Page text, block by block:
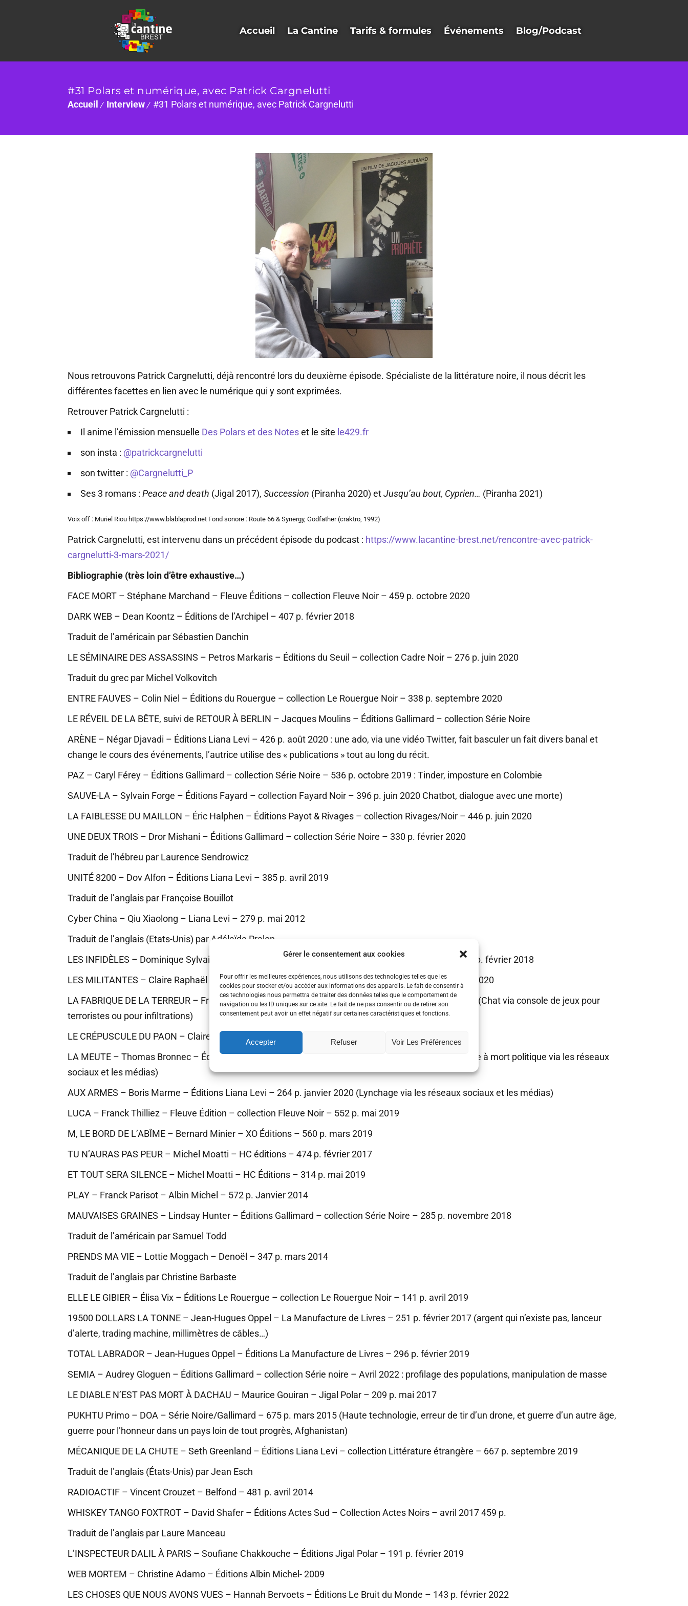
Gérer le consentement aux cookies
Pour offrir les meilleures expériences, nous utilisons des technologies telles que les
cookies pour stocker et/ou accéder aux informations des appareils. Le fait de consentir à
ces technologies nous permettra de traiter des données telles que le comportement de
navigation ou les ID uniques sur ce site. Le fait de ne pas consentir ou de retirer son
consentement peut avoir un effet négatif sur certaines caractéristiques et fonctions.
Accepter Refuser Voir Les Préférences
Accueil La Cantine Tarifs & formules Événements Blog/Podcast
#31 Polars et numérique, avec Patrick Cargnelutti
Accueil Interview #31 Polars et numérique, avec Patrick Cargnelutti
Nous retrouvons Patrick Cargnelutti, déjà rencontré lors du deuxième épisode. Spécialiste de la littérature noire, il nous décrit les
différentes facettes en lien avec le numérique qui y sont exprimées.
Retrouver Patrick Cargnelutti :
Il anime l’émission mensuelle Des Polars et des Noteset le site le429.fr
son insta : @patrickcargnelutti
son twitter : @Cargnelutti_P
Ses 3 romans : Peace and death (Jigal 2017), Succession (Piranha 2020) etJusqu’au bout, Cyprien… (Piranha 2021)
Voix off : Muriel Riou https://www.blablaprod.net Fond sonore : Route 66 & Synergy, Godfather (craktro, 1992)
Patrick Cargnelutti, est intervenu dans un précédent épisode du podcast : https://www.lacantine-brest.net/rencontre-avec-patrick-
cargnelutti-3-mars-2021/
Bibliographie (très loin d’être exhaustive…)
FACE MORT – Stéphane Marchand – Fleuve Éditions – collection Fleuve Noir – 459 p. octobre 2020
DARK WEB – Dean Koontz – Éditions de l’Archipel – 407 p. février 2018
Traduit de l’américain par Sébastien Danchin
LE SÉMINAIRE DES ASSASSINS – Petros Markaris – Éditions du Seuil – collection Cadre Noir – 276 p. juin 2020
Traduit du grec par Michel Volkovitch
ENTRE FAUVES – Colin Niel – Éditions du Rouergue – collection Le Rouergue Noir – 338 p. septembre 2020
LE RÉVEIL DE LA BÊTE, suivi de RETOUR À BERLIN – Jacques Moulins – Éditions Gallimard – collection Série Noire
ARÈNE – Négar Djavadi – Éditions Liana Levi – 426 p. août 2020 : une ado, via une vidéo Twitter, fait basculer un fait divers banal et
change le cours des événements, l’autrice utilise des « publications » tout au long du récit.
PAZ – Caryl Férey – Éditions Gallimard – collection Série Noire – 536 p. octobre 2019 : Tinder, imposture en Colombie
SAUVE-LA – Sylvain Forge – Éditions Fayard – collection Fayard Noir – 396 p. juin 2020 Chatbot, dialogue avec une morte)
LA FAIBLESSE DU MAILLON – Éric Halphen – Éditions Payot & Rivages – collection Rivages/Noir – 446 p. juin 2020
UNE DEUX TROIS – Dror Mishani – Éditions Gallimard – collection Série Noire – 330 p. février 2020
Traduit de l’hébreu par Laurence Sendrowicz
UNITÉ 8200 – Dov Alfon – Éditions Liana Levi – 385 p. avril 2019
Traduit de l’anglais par Françoise Bouillot
Cyber China – Qiu Xiaolong – Liana Levi – 279 p. mai 2012
Traduit de l’anglais (Etats-Unis) par Adélaïde Pralon
LES INFIDÈLES – Dominique Sylvain – Éditions Viviane Hamy – collection Chemins Nocturnes – 360 p. février 2018
LES MILITANTES – Claire Raphaël – Éditions du Rouergue – collection Rouergue Noir – 223 p. mars 2020
LA FABRIQUE DE LA TERREUR – Frédéric Paulin – Édition Agullo – collection Agullo Noir – mars 2020 (Chat via console de jeux pour
terroristes ou pour infiltrations)
LE CRÉPUSCULE DU PAON – Claire Bauchart – Éditions du Rocher – 208 p. février 2020
LA MEUTE – Thomas Bronnec – Éditions Les Arènes – collection Equinox – 425 p. octobre 2019 (Mise à mort politique via les réseaux
sociaux et les médias)
AUX ARMES – Boris Marme – Éditions Liana Levi – 264 p. janvier 2020 (Lynchage via les réseaux sociaux et les médias)
LUCA – Franck Thilliez – Fleuve Édition – collection Fleuve Noir – 552 p. mai 2019
M, LE BORD DE L’ABÎME – Bernard Minier – XO Éditions – 560 p. mars 2019
TU N’AURAS PAS PEUR – Michel Moatti – HC éditions – 474 p. février 2017
ET TOUT SERA SILENCE – Michel Moatti – HC Éditions – 314 p. mai 2019
PLAY – Franck Parisot – Albin Michel – 572 p. Janvier 2014
MAUVAISES GRAINES – Lindsay Hunter – Éditions Gallimard – collection Série Noire – 285 p. novembre 2018
Traduit de l’américain par Samuel Todd
PRENDS MA VIE – Lottie Moggach – Denoël – 347 p. mars 2014
Traduit de l’anglais par Christine Barbaste
ELLE LE GIBIER – Élisa Vix – Éditions Le Rouergue – collection Le Rouergue Noir – 141 p. avril 2019
19500 DOLLARS LA TONNE – Jean-Hugues Oppel – La Manufacture de Livres – 251 p. février 2017 (argent qui n’existe pas, lanceur
d’alerte, trading machine, millimètres de câbles…)
TOTAL LABRADOR – Jean-Hugues Oppel – Éditions La Manufacture de Livres – 296 p. février 2019
SEMIA – Audrey Gloguen – Éditions Gallimard – collection Série noire – Avril 2022 : profilage des populations, manipulation de masse
LE DIABLE N’EST PAS MORT À DACHAU – Maurice Gouiran – Jigal Polar – 209 p. mai 2017
PUKHTU Primo – DOA – Série Noire/Gallimard – 675 p. mars 2015 (Haute technologie, erreur de tir d’un drone, et guerre d’un autre âge,
guerre pour l’honneur dans un pays loin de tout progrès, Afghanistan)
MÉCANIQUE DE LA CHUTE – Seth Greenland – Éditions Liana Levi – collection Littérature étrangère – 667 p. septembre 2019
Traduit de l’anglais (États-Unis) par Jean Esch
RADIOACTIF – Vincent Crouzet – Belfond – 481 p. avril 2014
WHISKEY TANGO FOXTROT – David Shafer – Éditions Actes Sud – Collection Actes Noirs – avril 2017 459 p.
Traduit de l’anglais par Laure Manceau
L’INSPECTEUR DALIL À PARIS – Soufiane Chakkouche – Éditions Jigal Polar – 191 p. février 2019
WEB MORTEM – Christine Adamo – Éditions Albin Michel- 2009
LES CHOSES QUE NOUS AVONS VUES – Hannah Bervoets – Éditions Le Bruit du Monde – 143 p. février 2022